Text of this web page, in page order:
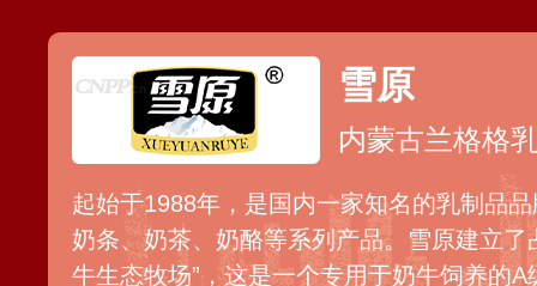
雪原
内蒙古兰格格
起始于1988年，是国内一家知名的乳制品
奶条、奶茶、奶酪等系列产品。雪原建立了
牛生态牧场”，这是一个专用于奶牛饲养的